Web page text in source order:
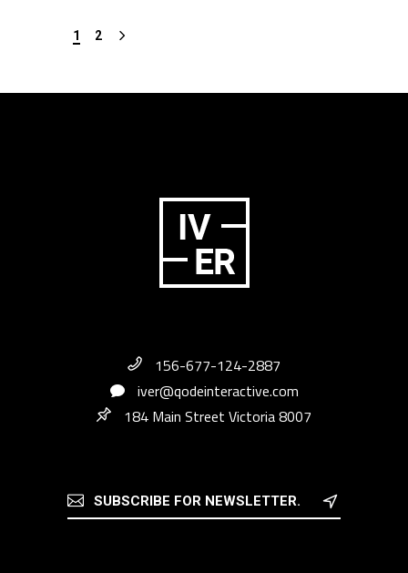
1 2
156-677-124-2887
iver@qodeinteractive.com
184 Main Street Victoria 8007